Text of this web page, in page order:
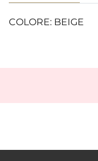
COLORE: BEIGE